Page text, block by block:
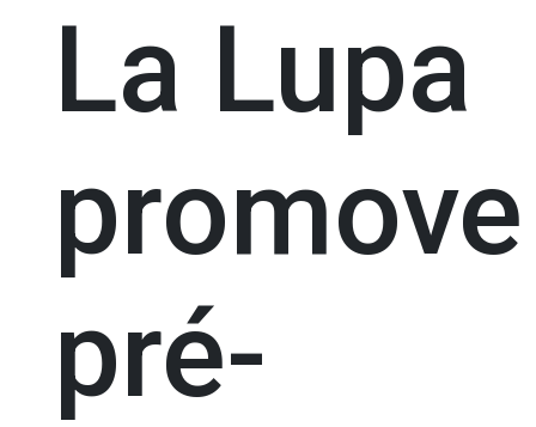
La Lupa
promove
pré-